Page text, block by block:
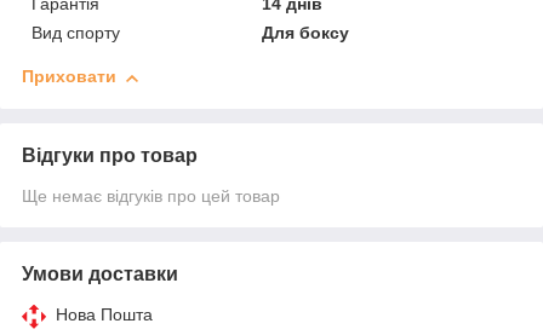
Гарантія
14 днів
Вид спорту
Для боксу
Приховати
Відгуки про товар
Ще немає відгуків про цей товар
Умови доставки
Нова Пошта